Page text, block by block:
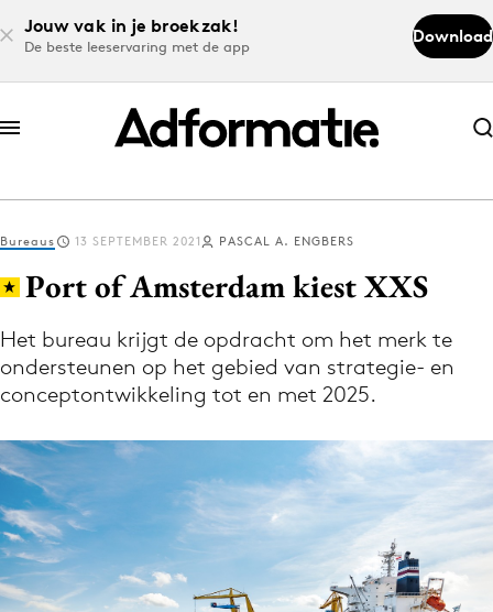
Jouw vak in je broekzak!
De beste leeservaring met de app
Download
Abonneer nu
Abonneer nu
Log in
Download de app
Volg het laatste nieuws via de Adformatie
Nieuws app
Menu
Bureaus 13 SEPTEMBER 2021 PASCAL A. ENGBERS
Port of Amsterdam kiest XXS
Het bureau krijgt de opdracht om het merk te
ondersteunen op het gebied van strategie- en
conceptontwikkeling tot en met 2025.